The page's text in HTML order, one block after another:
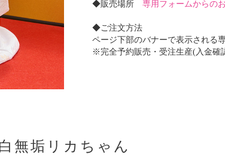
◆販売場所専用フォームからの
◆ご注文方法
ページ下部のバナーで表示される
※完全予約販売・受注生産(入金確
無垢リカちゃん